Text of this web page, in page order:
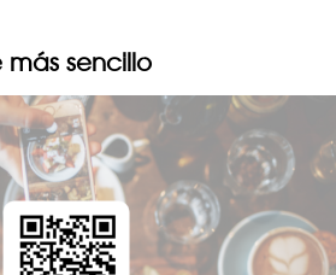
más sencillo